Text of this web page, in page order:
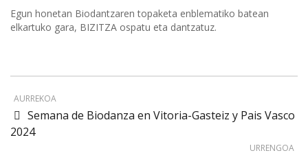
Egun honetan Biodantzaren topaketa enblematiko batean
elkartuko gara, BIZITZA ospatu eta dantzatuz.
AURREKOA
Semana de Biodanza en Vitoria-Gasteiz y Pais Vasco
2024
URRENGOA